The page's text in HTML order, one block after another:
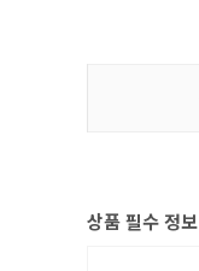
상품 필수 정보